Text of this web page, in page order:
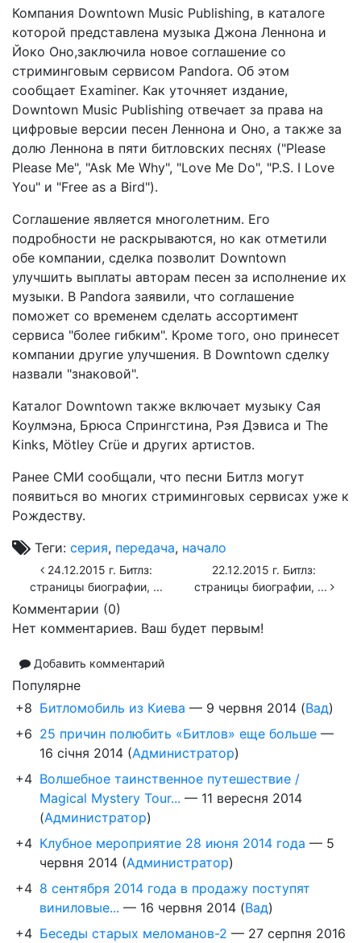
Компания Downtown Music Publishing, в каталоге
которой представлена музыка Джона Леннона и
Йоко Оно,заключила новое соглашение со
стриминговым сервисом Pandora. Об этом
сообщает Examiner. Как уточняет издание,
Downtown Music Publishing отвечает за права на
цифровые версии песен Леннона и Оно, а также за
долю Леннона в пяти битловских песнях ("Please
Please Me", "Ask Me Why", "Love Me Do", "P.S. I Love
You" и "Free as a Bird").
Соглашение является многолетним. Его
подробности не раскрываются, но как отметили
обе компании, сделка позволит Downtown
улучшить выплаты авторам песен за исполнение их
музыки. В Pandora заявили, что соглашение
поможет со временем сделать ассортимент
сервиса "более гибким". Кроме того, оно принесет
компании другие улучшения. В Downtown сделку
назвали "знаковой".
Каталог Downtown также включает музыку Сая
Коулмэна, Брюса Спрингстина, Рэя Дэвиса и The
Kinks, Mötley Crüe и других артистов.
Ранее СМИ сообщали, что песни Битлз могут
появиться во многих стриминговых сервисах уже к
Рождеству.
Теги: серия, передача, начало
24.12.2015 г. Битлз:
страницы биографии, ...
22.12.2015 г. Битлз:
страницы биографии, ...
Комментарии (0)
Нет комментариев. Ваш будет первым!
Добавить комментарий
Популярне
+8 Битломобиль из Киева — 9 червня 2014 (Вад)
+6 25 причин полюбить «Битлов» еще больше —
16 січня 2014 (Администратор)
+4 Волшебное таинственное путешествие /
Magical Mystery Tour... — 11 вересня 2014
(Администратор)
+4 Клубное мероприятие 28 июня 2014 года — 5
червня 2014 (Администратор)
+4 8 сентября 2014 года в продажу поступят
виниловые... — 16 червня 2014 (Вад)
+4 Беседы старых меломанов-2 — 27 серпня 2016